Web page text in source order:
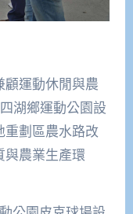
湖鄉運動公園設
重劃區農水路改
與農業生產環